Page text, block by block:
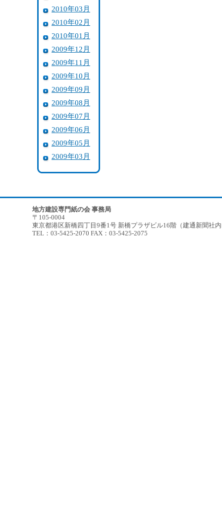
2010年03月
2010年02月
2010年01月
2009年12月
2009年11月
2009年10月
2009年09月
2009年08月
2009年07月
2009年06月
2009年05月
2009年03月
地方建設専門紙の会 事務局
〒105-0004
東京都港区新橋四丁目9番1号 新橋プラザビル16階（建通新聞社
TEL：03-5425-2070 FAX：03-5425-2075